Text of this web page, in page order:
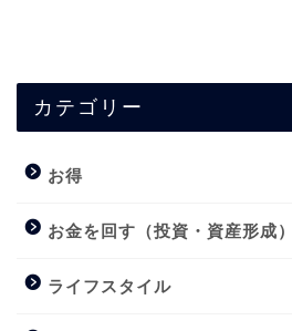
カテゴリー
お得
お金を回す（投資・資産形成）
ライフスタイル